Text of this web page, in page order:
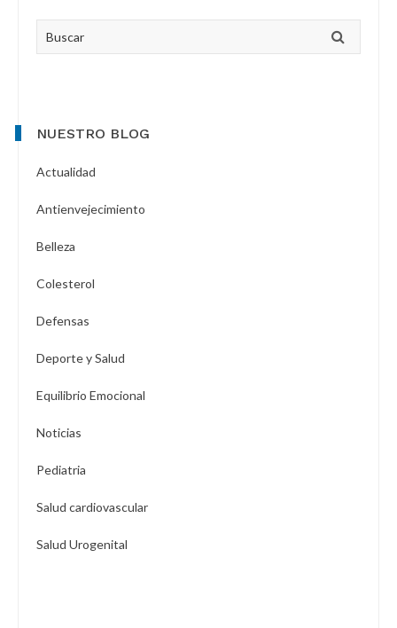
Primary
Sidebar
NUESTRO BLOG
Actualidad
Antienvejecimiento
Belleza
Colesterol
Defensas
Deporte y Salud
Equilibrio Emocional
Noticias
Pediatria
Salud cardiovascular
Salud Urogenital